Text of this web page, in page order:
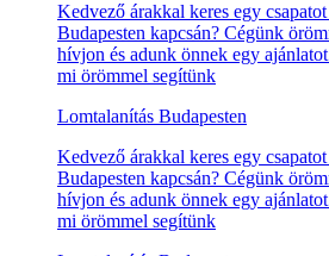
Kedvező árakkal keres egy
Budapesten kapcsán? Cégünk
hívjon és adunk önnek egy
mi örömmel segítünk
Lomtalanítás Budapesten
Kedvező árakkal keres egy
Budapesten kapcsán? Cégünk
hívjon és adunk önnek egy
mi örömmel segítünk